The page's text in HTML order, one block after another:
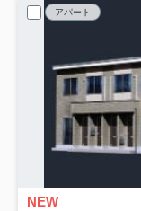
アパート
NEW